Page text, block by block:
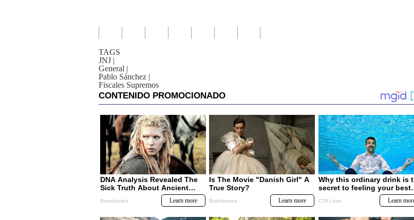
TAGS
JNJ |
General |
Pablo Sánchez |
Fiscales Supremos